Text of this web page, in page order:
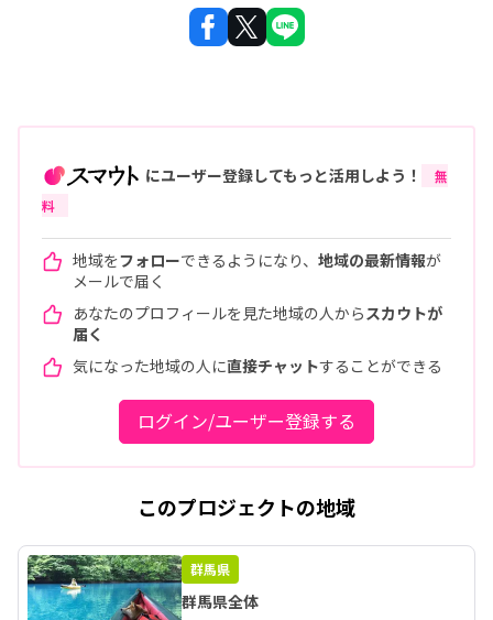
にユーザー登録してもっと活用しよう！
無
料
地域をフォローできるようになり、 地域の最新情報が
メールで届く
あなたのプロフィールを見た地域の人から スカウトが
届く
気になった地域の人に直接チャットすることができる
ログイン/ユーザー登録する
このプロジェクトの地域
群馬県
群馬県全体